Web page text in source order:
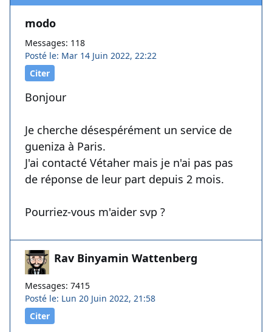
modo
Messages: 118
Posté le: Mar 14 Juin 2022, 22:22
Citer
Bonjour
Je cherche désespérément un service de
gueniza à Paris.
J'ai contacté Vétaher mais je n'ai pas pas
de réponse de leur part depuis 2 mois.
Pourriez-vous m'aider svp ?
Rav Binyamin Wattenberg
Messages: 7415
Posté le: Lun 20 Juin 2022, 21:58
Citer